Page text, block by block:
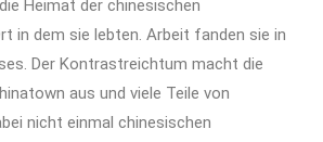
Heimat der chinesischen
in dem sie lebten. Arbeit fanden sie in
Der Kontrastreichtum macht die
aus und viele Teile von
nicht einmal chinesischen